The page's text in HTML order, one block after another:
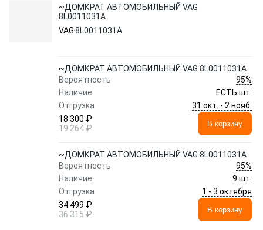
~ДОМКРАТ АВТОМОБИЛЬНЫЙ VAG
8L0011031A
VAG8L0011031A
~ДОМКРАТ АВТОМОБИЛЬНЫЙ VAG 8L0011031A
Вероятность
95%
Наличие
ЕСТЬ шт.
Отгрузка
31 окт. - 2 нояб.
18 300 ₽
19 264 ₽
В корзину
~ДОМКРАТ АВТОМОБИЛЬНЫЙ VAG 8L0011031A
Вероятность
95%
Наличие
9 шт.
Отгрузка
1 - 3 октября
34 499 ₽
36 315 ₽
В корзину